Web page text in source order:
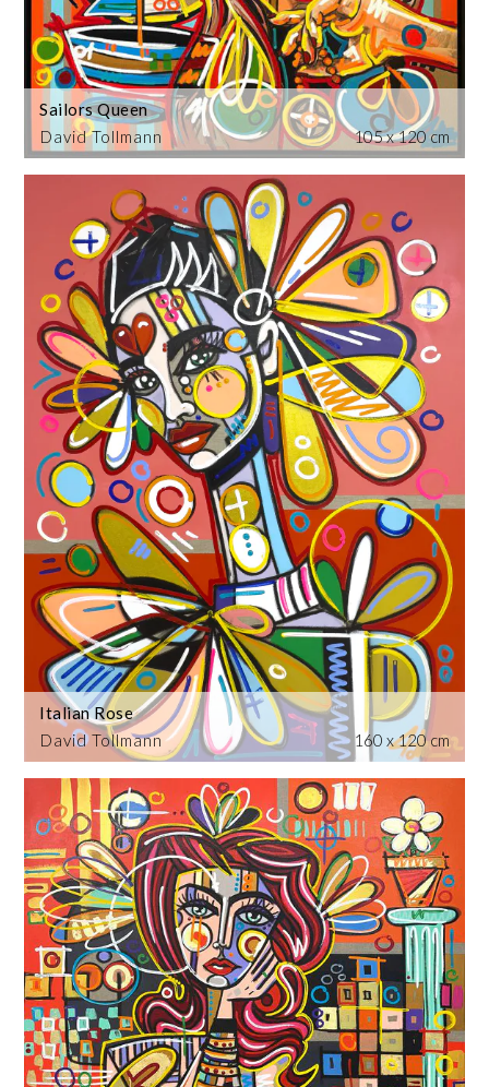
David Tollmann
Sailors Queen
105 x 120 cm
David Tollmann
Italian Rose
160 x 120 cm